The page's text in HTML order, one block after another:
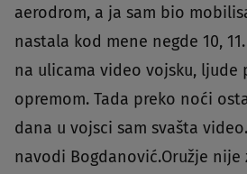
aerodrom, a ja sam bio
nastala kod mene negde 10,
na ulicama video vojsku, ljude
opremom. Tada preko noći
dana u vojsci sam svašta
navodi Bogdanović.Oružje nije